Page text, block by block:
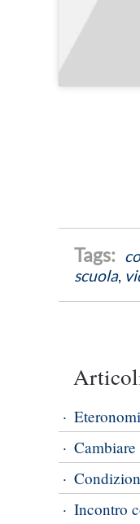
scuola,
Incontro